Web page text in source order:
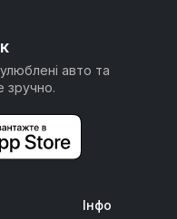
авто та
зручно.
Інфо